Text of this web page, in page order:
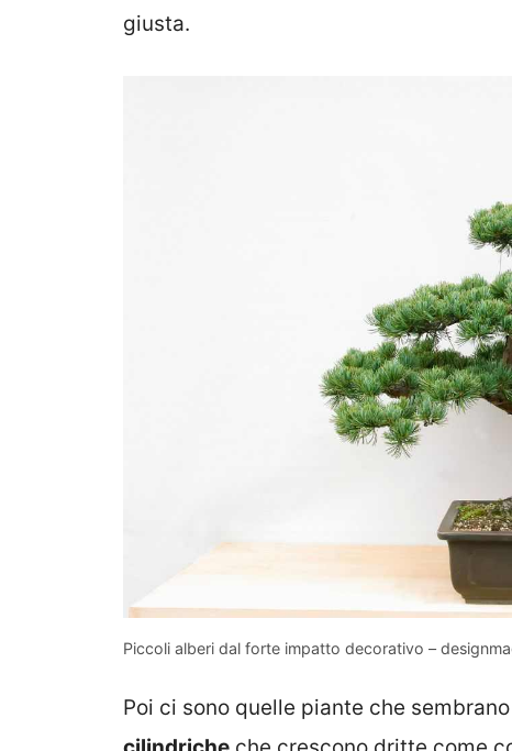
giusta.
Piccoli alberi dal forte impatto decorativo –
Poi ci sono quelle piante che